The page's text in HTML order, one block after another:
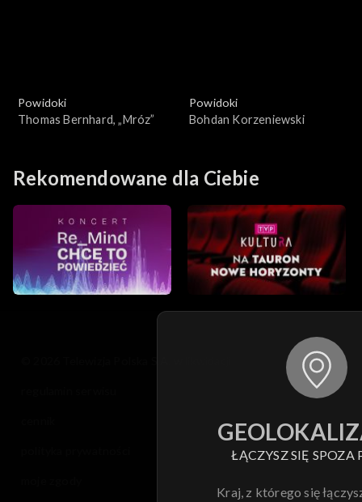
Powidoki
Thomas Bernhard, „Mróz”
Powidoki
Bohdan Korzeniewski
Rekomendowane dla Ciebie
ŁĄCZYSZ SIĘ SPOZA
Kraj, z którego się